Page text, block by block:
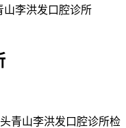
山李洪发口腔诊所
青山李洪发口腔诊所检